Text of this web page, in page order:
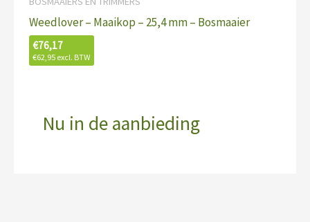
Weedlover – Maaikop – 25,4 mm – Bosmaaier
€76,17
€62,95 excl. BTW
Nu in de aanbieding